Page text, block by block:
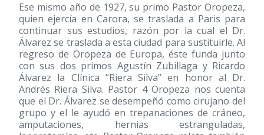
Ese mismo año de 1927, su primo Pastor Oropeza,
quien ejercía en Carora, se traslada a Paris para
continuar sus estudios, razón por la cual el Dr.
Álvarez se traslada a esta ciudad para sustituirle. Al
regreso de Oropeza de Europa, éste funda junto
con sus dos primos Agustín Zubillaga y Ricardo
Álvarez la Clínica “Riera Silva” en honor al Dr.
Andrés Riera Silva. Pastor 4 Oropeza nos cuenta
que el Dr. Álvarez se desempeñó como cirujano del
grupo y el le ayudó en trepanaciones de cráneo,
amputaciones, hernias estranguladas,